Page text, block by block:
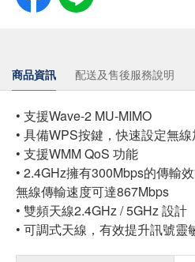
商品資訊 配送及售後服務說明
• 支援Wave-2 MU-MIMO
• 具備WPS按鍵，快速設定無
• 支援WMM QoS 功能
• 2.4GHz擁有300Mbps的傳輸
無線傳輸速度可達867Mbps
• 雙頻天線2.4GHz / 5GHz 設計
• 可調式天線，有效提升訊號靈